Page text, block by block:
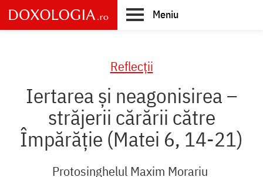
Skip
to
main
Meniu
Reflecții
Iertarea și neagonisirea –
străjerii cărării către
Împărăție (Matei 6, 14-21)
Protosinghelul Maxim Morariu